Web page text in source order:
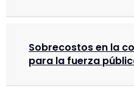
Sobrecostos en la
para la fuerza